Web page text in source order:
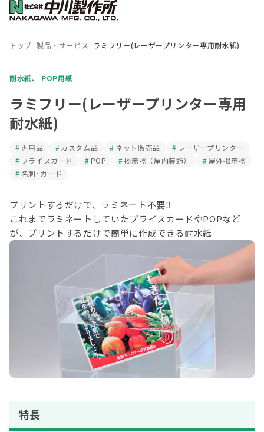
トップ 製品・サービス ラミフリー(レーザープリンター専用耐水紙)
耐水紙、 POP用紙
ラミフリー(レーザープリンター専用
耐水紙)
汎用品 カスタム品 ネット販売品
レーザープリンター
プライスカード
POP 掲示物（屋内装飾）
屋外掲示物
名刺･カード
プリントするだけで、ラミネート不要‼
これまでラミネートしていたプライスカードやPOPなど
が、プリントするだけで簡単に作成できる耐水紙
特長